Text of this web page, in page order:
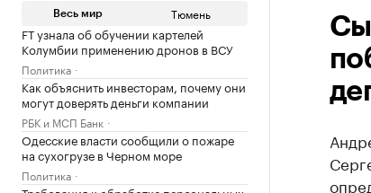
Весь мир Тюмень
FT узнала об обучении картелей
Колумбии применению дронов в ВСУ
Политика
Как объяснить инвесторам, почему они
могут доверять деньги компании
РБК и МСП Банк
Одесские власти сообщили о пожаре
на сухогрузе в Черном море
Политика